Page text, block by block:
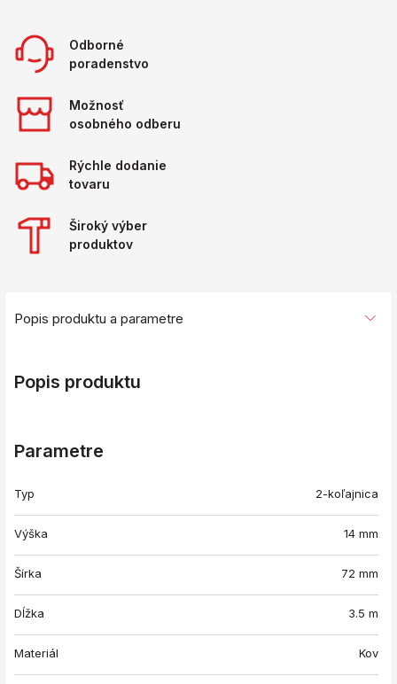
Odborné
poradenstvo
Možnosť
osobného odberu
Rýchle dodanie
tovaru
Široký výber
produktov
Popis produktu a parametre
Popis produktu
Parametre
Typ 2-koľajnica
Výška 14 mm
Šírka 72 mm
Dĺžka 3.5 m
Materiál Kov